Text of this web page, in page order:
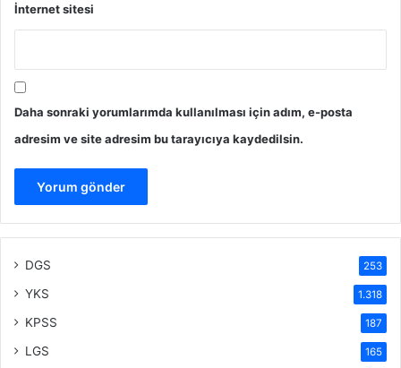
İnternet sitesi
Daha sonraki yorumlarımda kullanılması için adım, e-posta
adresim ve site adresim bu tarayıcıya kaydedilsin.
DGS 253
YKS 1.318
KPSS 187
LGS 165